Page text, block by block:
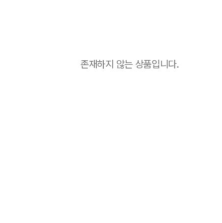
존재하지 않는 상품입니다.